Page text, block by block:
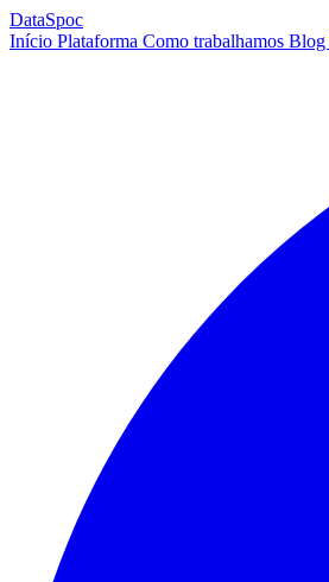
DataSpoc
Início Plataforma Como trabalhamos Blog